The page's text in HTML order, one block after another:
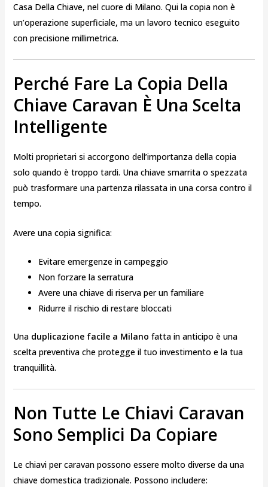
Casa Della Chiave, nel cuore di Milano. Qui la copia non è
un’operazione superficiale, ma un lavoro tecnico eseguito
con precisione millimetrica.
Perché Fare La Copia Della
Chiave Caravan È Una Scelta
Intelligente
Molti proprietari si accorgono dell’importanza della copia
solo quando è troppo tardi. Una chiave smarrita o spezzata
può trasformare una partenza rilassata in una corsa contro il
tempo.
Avere una copia significa:
Evitare emergenze in campeggio
Non forzare la serratura
Avere una chiave di riserva per un familiare
Ridurre il rischio di restare bloccati
Una duplicazione facile a Milano fatta in anticipo è una
scelta preventiva che protegge il tuo investimento e la tua
tranquillità.
Non Tutte Le Chiavi Caravan
Sono Semplici Da Copiare
Le chiavi per caravan possono essere molto diverse da una
chiave domestica tradizionale. Possono includere: